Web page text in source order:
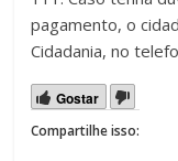
pagamento, o
Cidadania, no
Gostar
Compartilhe isso: